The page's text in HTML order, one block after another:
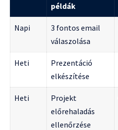
példák
Napi
3 fontos email
válaszolása
Heti
Prezentáció
elkészítése
Heti
Projekt
előrehaladás
ellenőrzése